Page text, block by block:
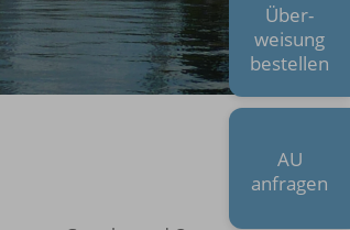
Über-
weisung
bestellen
AU
anfragen